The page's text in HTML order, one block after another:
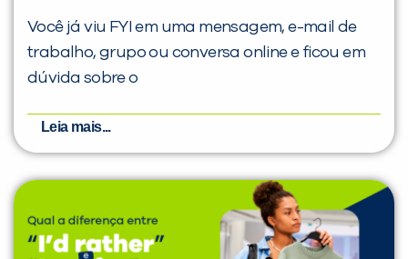
Você já viu FYI em uma mensagem, e-mail de
trabalho, grupo ou conversa online e ficou em
dúvida sobre o
Leia mais...